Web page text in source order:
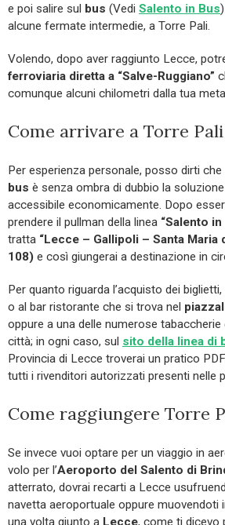
e poi salire sul bus (Vedi Salento in Bus
alcune fermate intermedie, a Torre Pali.
Volendo, dopo aver raggiunto Lecce,
ferroviaria diretta a “Salve-Ruggiano”
comunque alcuni chilometri dalla tua
Come arrivare a Torre
Per esperienza personale, posso dirti
bus è senza ombra di dubbio la
accessibile economicamente. Dopo
prendere il pullman della linea “Salento in
tratta “Lecce – Gallipoli – Santa Maria
108) e così giungerai a destinazione in
Per quanto riguarda l’acquisto dei
o al bar ristorante che si trova nel
oppure a una delle numerose
città; in ogni caso, sul sito della linea di
Provincia di Lecce troverai un pratico
tutti i rivenditori autorizzati presenti nelle
Come raggiungere Torre
Se invece vuoi optare per un viaggio in
volo per l’Aeroporto del Salento di
atterrato, dovrai recarti a Lecce
navetta aeroportuale oppure muovendoti
una volta giunto a Lecce, come ti dicevo